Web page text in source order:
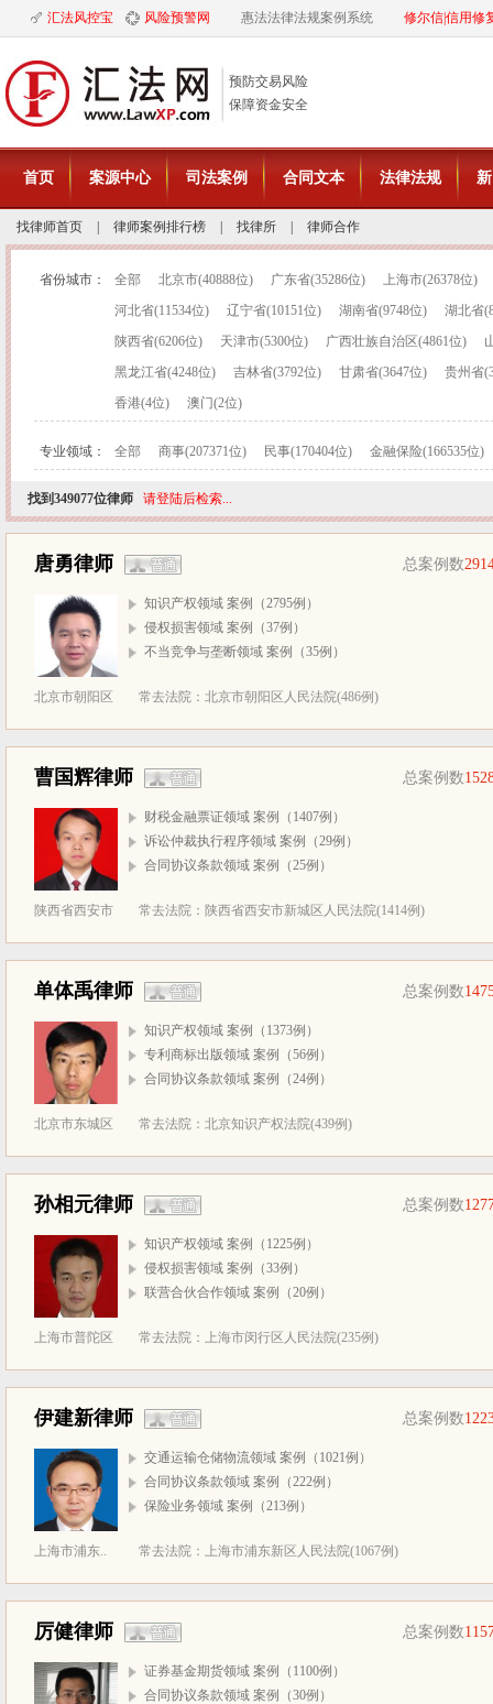
汇法风控宝 风险预警网 惠法法律法规案例系统 修尔信|信用修
预防交易风险
保障资金安全
首页 案源中心 司法案例 合同文本 法律法规
找律师首页 律师案例排行榜 找律所 律师合作
省份城市： 全部 北京市(40888位) 广东省(35286位)
上海市(26378位)
河北省(11534位)
辽宁省(10151位) 湖南省(9748位)
湖北省
陕西省(6206位)
天津市(5300位) 广西壮族自治区(4861位)
黑龙江省(4248位)
吉林省(3792位) 甘肃省(3647位)
贵州省
香港(4位)
澳门(2位)
专业领域： 全部 商事(207371位) 民事(170404位) 金融保险(166535位)
找到349077位律师 请登陆后检索...
唐勇律师 总案例数
知识产权领域 案例（2795例）
侵权损害领域 案例（37例）
不当竞争与垄断领域 案例（35例）
北京市朝阳区 常去法院：北京市朝阳区人民法院(486例)
曹国辉律师 总案例数
财税金融票证领域 案例（1407例）
诉讼仲裁执行程序领域 案例（29例）
合同协议条款领域 案例（25例）
陕西省西安市 常去法院：陕西省西安市新城区人民法院(1414例)
单体禹律师 总案例数
知识产权领域 案例（1373例）
专利商标出版领域 案例（56例）
合同协议条款领域 案例（24例）
北京市东城区 常去法院：北京知识产权法院(439例)
孙相元律师 总案例数
知识产权领域 案例（1225例）
侵权损害领域 案例（33例）
联营合伙合作领域 案例（20例）
上海市普陀区 常去法院：上海市闵行区人民法院(235例)
伊建新律师 总案例数
交通运输仓储物流领域 案例（1021例）
合同协议条款领域 案例（222例）
保险业务领域 案例（213例）
上海市浦东.. 常去法院：上海市浦东新区人民法院(1067例)
厉健律师 总案例数
证券基金期货领域 案例（1100例）
合同协议条款领域 案例（30例）